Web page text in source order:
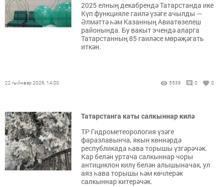
2025 елның декабрендә Татарстанда ике
Күп функцияле гаилә үзәге ачылды —
Әлмәттә һәм Казанның Авиатөзелеш
районында. Бу вакыт эчендә аларга
Татарстанның 85 гаиләсе мөрәҗәгать
иткән.
22 гыйнвар 2026, 14:00 5539 0 0
Татарстанга каты салкыннар килә
ТР Гидрометеорология үзәге
фаразлавынча, якын көннәрдә
республикада һава торышы үзгәрәчәк.
Кар белән уртача салкыннар чоры
антициклон килү белән алышыначак, ул
аяз һава торышы һәм көчлерәк
салкыннар китерәчәк.